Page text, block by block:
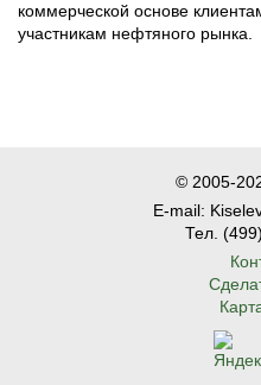
коммерческой основе
участникам нефтяного рынка.
© 2005-
E-mail:
Тел.